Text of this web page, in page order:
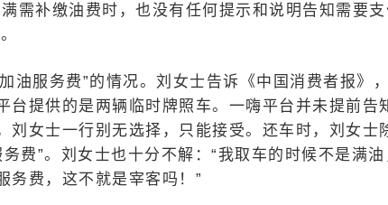
需补缴油费时，也没有任何提示和说明告知需要支
油服务费”的情况。刘女士告诉《中国消费者报》
提供的是两辆临时牌照车。一嗨平台并未提前告
女士一行别无选择，只能接受。还车时，刘女士
费”。刘女士也十分不解：“我取车的时候不是满油
务费，这不就是宰客吗！”